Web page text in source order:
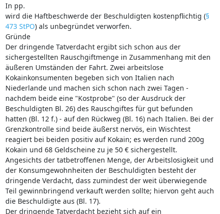
In pp.
wird die Haftbeschwerde der Beschuldigten kostenpflichtig (§
473 StPO) als unbegründet verworfen.
Gründe
Der dringende Tatverdacht ergibt sich schon aus der
sichergestellten Rauschgiftmenge in Zusammenhang mit den
äußeren Umständen der Fahrt. Zwei arbeitslose
Kokainkonsumenten begeben sich von Italien nach
Niederlande und machen sich schon nach zwei Tagen -
nachdem beide eine "Kostprobe" (so der Ausdruck der
Beschuldigten Bl. 26) des Rauschgiftes für gut befunden
hatten (Bl. 12 f.) - auf den Rückweg (Bl. 16) nach Italien. Bei der
Grenzkontrolle sind beide äußerst nervös, ein Wischtest
reagiert bei beiden positiv auf Kokain; es werden rund 200g
Kokain und 68 Geldscheine zu je 50 € sichergestellt.
Angesichts der tatbetroffenen Menge, der Arbeitslosigkeit und
der Konsumgewohnheiten der Beschuldigten besteht der
dringende Verdacht, dass zumindest der weit überwiegende
Teil gewinnbringend verkauft werden sollte; hiervon geht auch
die Beschuldigte aus (Bl. 17).
Der dringende Tatverdacht bezieht sich auf ein